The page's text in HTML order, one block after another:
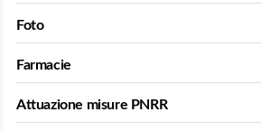
Foto
Farmacie
Attuazione misure PNRR